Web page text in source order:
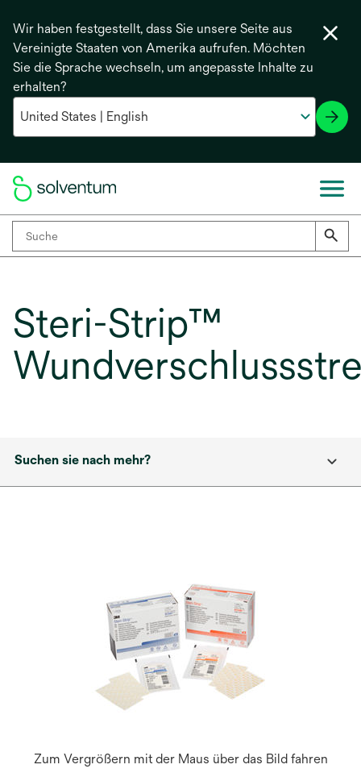
Wir haben festgestellt, dass Sie unsere Seite aus
Vereinigte Staaten von Amerika aufrufen. Möchten
Sie die Sprache wechseln, um angepasste Inhalte zu
erhalten?
Steri-Strip™
Suchen sie nach mehr?
Zum Vergrößern mit der Maus über das Bild fahren